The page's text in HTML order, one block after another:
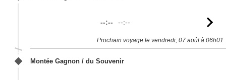
--:-- --:--
Prochain voyage le vendredi, 07 août à 06h01
Montée Gagnon / du Souvenir